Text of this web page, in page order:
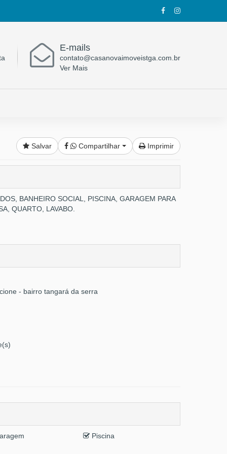
E-mails
contato@casanovaimoveistga.com.br
Ver Mais
Salvar Compartilhar Imprimir
BANHEIRO SOCIAL, PISCINA, GARAGEM PARA
QUARTO, LAVABO.
- bairro tangará da serra
Piscina